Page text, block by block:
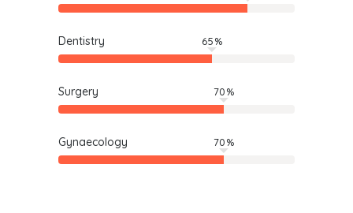
Dentistry 65
Surgery 70
Gynaecology 70